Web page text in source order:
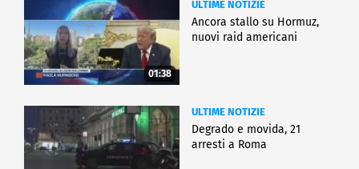
01:38
ULTIME NOTIZIE
Ancora stallo su Hormuz,
nuovi raid americani
ULTIME NOTIZIE
Degrado e movida, 21
arresti a Roma